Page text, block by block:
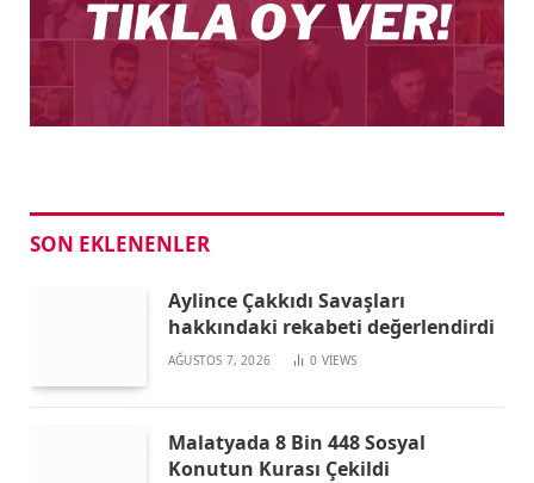
SON EKLENENLER
Aylince Çakkıdı Savaşları
hakkındaki rekabeti değerlendirdi
AĞUSTOS 7, 2026 0 VIEWS
Malatyada 8 Bin 448 Sosyal
Konutun Kurası Çekildi